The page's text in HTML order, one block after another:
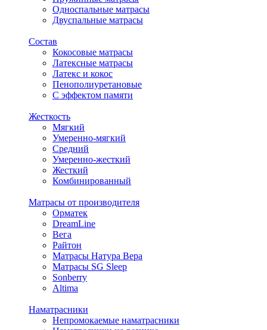
Односпальные матрасы
Двуспальные матрасы
Состав
Кокосовые матрасы
Латексные матрасы
Латекс и кокос
Пенополиуретановые
С эффектом памяти
Жесткость
Мягкий
Умеренно-мягкий
Средний
Умеренно-жесткий
Жесткий
Комбинированный
Матрасы от производителя
Орматек
DreamLine
Вега
Райтон
Матрасы Натура Вера
Матрасы SG Sleep
Sonberry
Altima
Наматрасники
Непромокаемые наматрасники